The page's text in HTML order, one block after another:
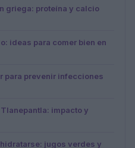
griega: proteína y calcio
ideas para comer bien en
para prevenir infecciones
impacto y
jugos verdes y